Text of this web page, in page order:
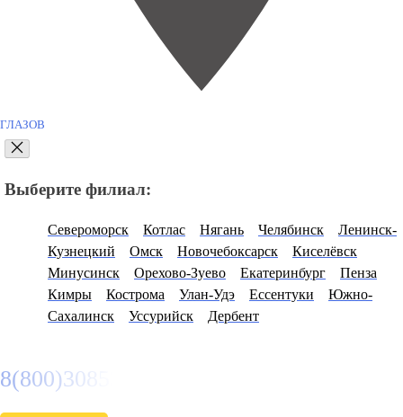
ГЛАЗОВ
Выберите филиал:
Североморск Котлас Нягань Челябинск
Ленинск-
Кузнецкий
Омск Новочебоксарск
Киселёвск
Минусинск
Орехово-Зуево Екатеринбург
Пенза
Кимры
Кострома Улан-Удэ Ессентуки
Южно-
Сахалинск
Уссурийск Дербент
8(800)3085303